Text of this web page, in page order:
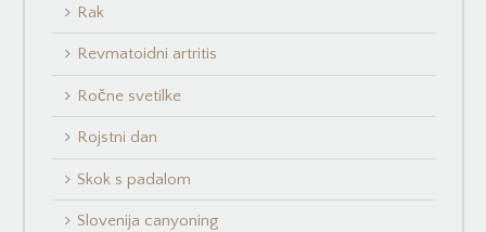
Rak
Revmatoidni artritis
Ročne svetilke
Rojstni dan
Skok s padalom
Slovenija canyoning